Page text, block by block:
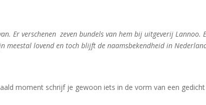
Er verschenen zeven bundels van hem bij uitgeverij Lannoo.
lovend en toch blijft de naamsbekendheid in
moment schrijf je gewoon iets in de vorm van een